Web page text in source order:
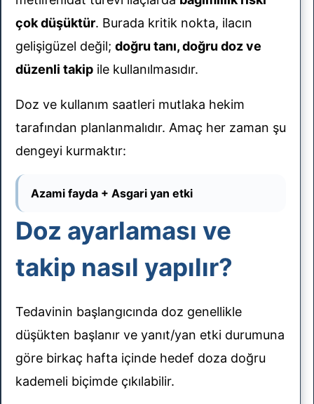
çok düşüktür. Burada kritik nokta, ilacın
gelişigüzel değil; doğru tanı, doğru doz ve
düzenli takip ile kullanılmasıdır.
Doz ve kullanım saatleri mutlaka hekim
tarafından planlanmalıdır. Amaç her zaman şu
dengeyi kurmaktır:
Azami fayda + Asgari yan etki
Doz ayarlaması ve
takip nasıl yapılır?
Tedavinin başlangıcında doz genellikle
düşükten başlanır ve yanıt/yan etki durumuna
göre birkaç hafta içinde hedef doza doğru
kademeli biçimde çıkılabilir.